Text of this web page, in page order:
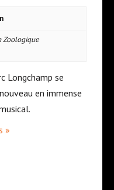
e
n
Zoologique
Longchamp se
en immense
»